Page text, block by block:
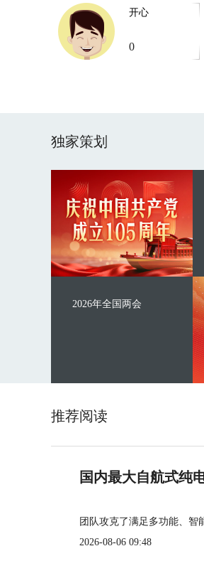
开心
0
独家策划
2026年全国两会
推荐阅读
国内最大自航式纯
团队攻克了满足多功能、智
2026-08-06 09:48